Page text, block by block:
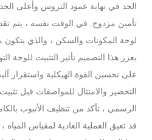
الحد في نهاية عمود التروس وأعلى
تأمين مزدوج. في الوقت نفسه ، يتم
لوحة المكونات والسكن ، والذي يتكون
يعزز هذا التصميم تأثير التثبيت
على تحسين القوة الهيكلية واستقرار آلية
التحضير والامتثال للمواصفات قبل تثبيت
الرسمي ، تأكد من تنظيف الأنبوب
قد تعيق العملية العادية لمقياس